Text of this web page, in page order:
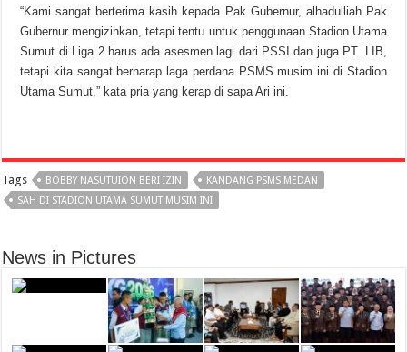
“Kami sangat berterima kasih kepada Pak Gubernur, alhadulliah Pak
Gubernur mengizinkan, tetapi tentu untuk penggunaan Stadion Utama
Sumut di Liga 2 harus ada asesmen lagi dari PSSI dan juga PT. LIB,
tetapi kita sangat berharap laga perdana PSMS musim ini di Stadion
Utama Sumut,” kata pria yang kerap di sapa Ari ini.
Tags BOBBY NASUTUION BERI IZIN
KANDANG PSMS MEDAN
SAH DI STADION UTAMA SUMUT MUSIM INI
News in Pictures